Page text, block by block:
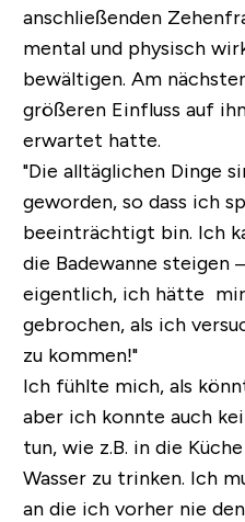
anschließenden
mental und physisch
bewältigen. Am
größeren Einfluss auf
erwartet hatte.
"Die alltäglichen Dinge
geworden, so dass ich
beeinträchtigt bin. Ich
die Badewanne steigen
eigentlich, ich hätte
gebrochen, als ich
zu kommen!"
Ich fühlte mich, als
aber ich konnte auch
tun, wie z.B. in die
Wasser zu trinken. Ich
an die ich vorher nie